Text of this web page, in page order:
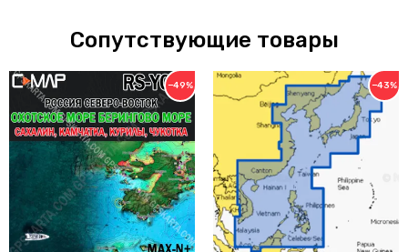
Сопутствующие товары
−49% −43%